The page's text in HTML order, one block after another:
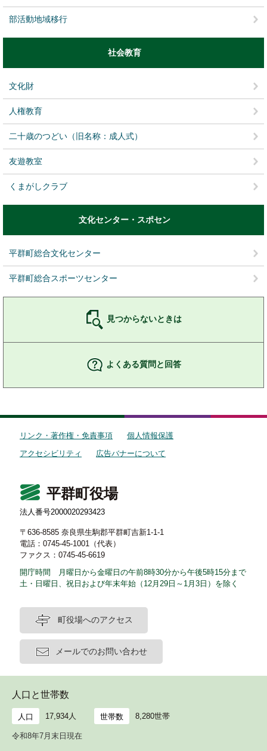
部活動地域移行
社会教育
文化財
人権教育
二十歳のつどい（旧名称：成人式）
友遊教室
くまがしクラブ
文化センター・スポセン
平群町総合文化センター
平群町総合スポーツセンター
見つからないときは
よくある質問と回答
リンク・著作権・免責事項
個人情報保護
アクセシビリティ
広告バナーについて
平群町役場
法人番号2000020293423
〒636-8585 奈良県生駒郡平群町吉新1-1-1
電話：0745-45-1001（代表）
ファクス：0745-45-6619
開庁時間 月曜日から金曜日の午前8時30分から午後5時15分まで
土・日曜日、祝日および年末年始（12月29日～1月3日）を除く
町役場へのアクセス
メールでのお問い合わせ
人口と世帯数
人口 17,934人 世帯数 8,280世帯
令和8年7月末日現在